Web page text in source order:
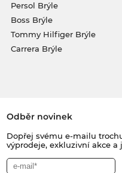
Persol Brýle
Boss Brýle
Tommy Hilfiger Brýle
Carrera Brýle
Odběr novinek
Dopřej svému e-mailu
výprodeje, exkluzivní akce a